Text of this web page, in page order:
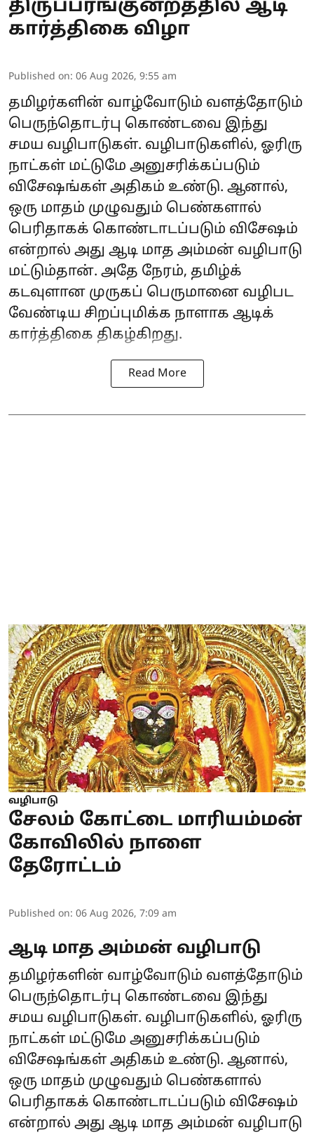
திருப்பரங்குன்றத்தில் ஆடி
கார்த்திகை விழா
Published on: 06 Aug 2026, 9:55 am
தமிழர்களின் வாழ்வோடும் வளத்தோடும்
பெருந்தொடர்பு கொண்டவை இந்து
சமய வழிபாடுகள். வழிபாடுகளில், ஓரிரு
நாட்கள் மட்டுமே அனுசரிக்கப்படும்
விசேஷங்கள் அதிகம் உண்டு. ஆனால்,
ஒரு மாதம் முழுவதும் பெண்களால்
பெரிதாகக் கொண்டாடப்படும் விசேஷம்
என்றால் அது ஆடி மாத அம்மன் வழிபாடு
மட்டும்தான். அதே நேரம், தமிழ்க்
கடவுளான முருகப் பெருமானை வழிபட
வேண்டிய சிறப்புமிக்க நாளாக ஆடிக்
கார்த்திகை திகழ்கிறது.
Read More
வழிபாடு
சேலம் கோட்டை மாரியம்மன்
கோவிலில் நாளை
தேரோட்டம்
Published on: 06 Aug 2026, 7:09 am
ஆடி மாத அம்மன் வழிபாடு
தமிழர்களின் வாழ்வோடும் வளத்தோடும்
பெருந்தொடர்பு கொண்டவை இந்து
சமய வழிபாடுகள். வழிபாடுகளில், ஓரிரு
நாட்கள் மட்டுமே அனுசரிக்கப்படும்
விசேஷங்கள் அதிகம் உண்டு. ஆனால்,
ஒரு மாதம் முழுவதும் பெண்களால்
பெரிதாகக் கொண்டாடப்படும் விசேஷம்
என்றால் அது ஆடி மாத அம்மன் வழிபாடு